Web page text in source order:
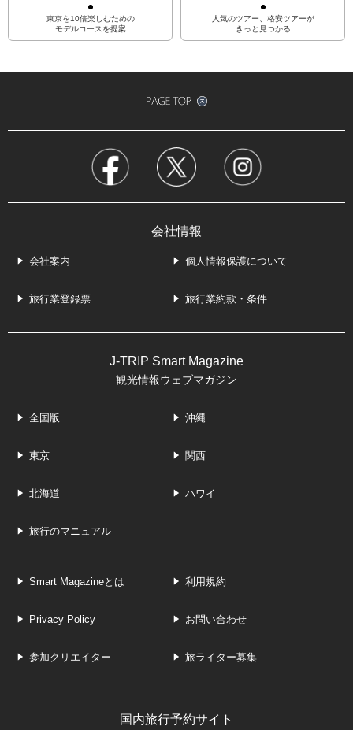
東京を10倍楽しむための
モデルコースを提案
人気のツアー、格安ツアーが
きっと見つかる
会社情報
会社案内 個人情報保護について
旅行業登録票 旅行業約款・条件
J-TRIP Smart Magazine
観光情報ウェブマガジン
全国版 沖縄
東京 関西
北海道 ハワイ
旅行のマニュアル
Smart Magazineとは 利用規約
Privacy Policy お問い合わせ
参加クリエイター 旅ライター募集
国内旅行予約サイト